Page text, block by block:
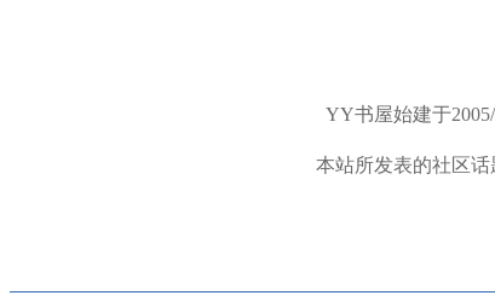
YY书屋始建于
本站所发表的社区